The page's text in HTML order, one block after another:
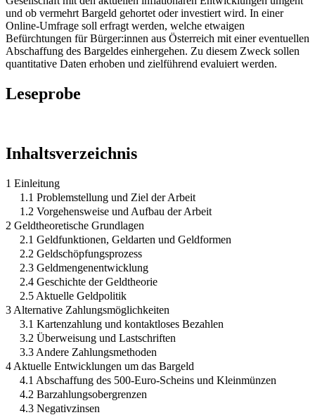
und ob vermehrt Bargeld gehortet oder investiert wird. In einer
Online-Umfrage soll erfragt werden, welche etwaigen
Befürchtungen für Bürger:innen aus Österreich mit einer eventuellen
Abschaffung des Bargeldes einhergehen. Zu diesem Zweck sollen
quantitative Daten erhoben und zielführend evaluiert werden.
Leseprobe
Inhaltsverzeichnis
1 Einleitung
1.1 Problemstellung und Ziel der Arbeit
1.2 Vorgehensweise und Aufbau der Arbeit
2 Geldtheoretische Grundlagen
2.1 Geldfunktionen, Geldarten und Geldformen
2.2 Geldschöpfungsprozess
2.3 Geldmengenentwicklung
2.4 Geschichte der Geldtheorie
2.5 Aktuelle Geldpolitik
3 Alternative Zahlungsmöglichkeiten
3.1 Kartenzahlung und kontaktloses Bezahlen
3.2 Überweisung und Lastschriften
3.3 Andere Zahlungsmethoden
4 Aktuelle Entwicklungen um das Bargeld
4.1 Abschaffung des 500-Euro-Scheins und Kleinmünzen
4.2 Barzahlungsobergrenzen
4.3 Negativzinsen